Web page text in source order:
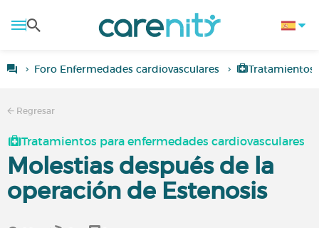
Foro Enfermedades cardiovasculares Tratamientos
Regresar
Tratamientos para enfermedades cardiovasculares
Molestias después de la
operación de Estenosis